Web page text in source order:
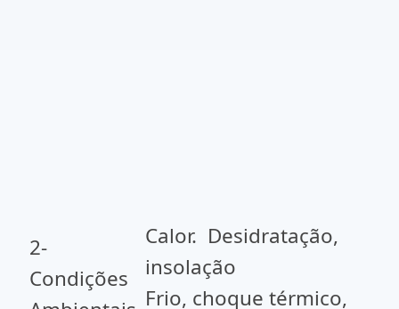
2-
Condições
Calor. Desidratação,
Frio, choque térmico,